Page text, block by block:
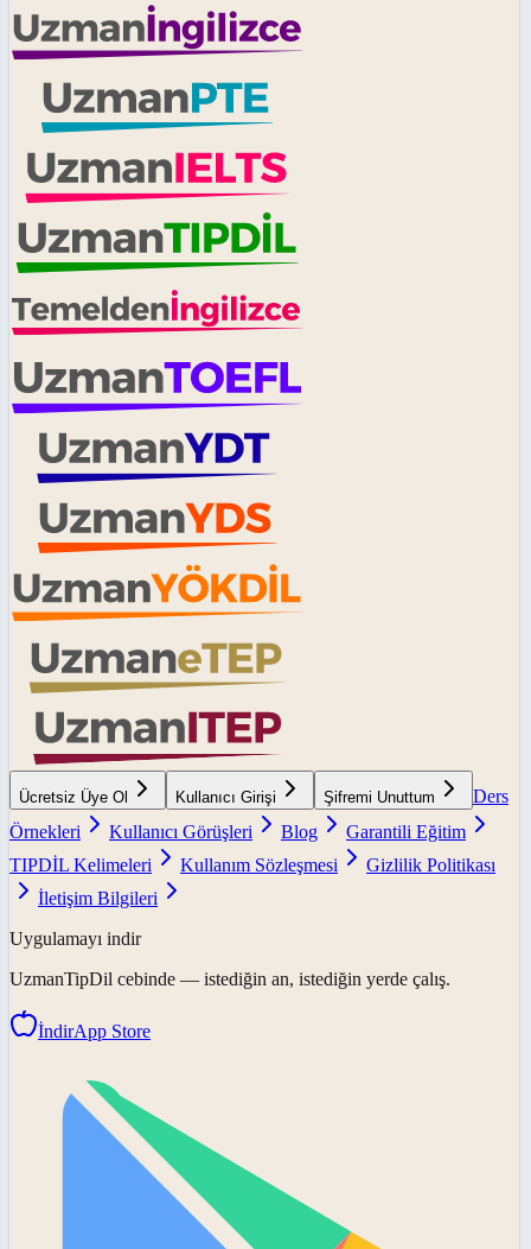
Ücretsiz Üye Ol Kullanıcı Girişi Şifremi Unuttum
Ders
Örnekleri
Kullanıcı Görüşleri Blog
Garantili Eğitim
TIPDİL Kelimeleri
Kullanım Sözleşmesi
Gizlilik Politikası
İletişim Bilgileri
Uygulamayı indir
UzmanTipDil cebinde — istediğin an, istediğin yerde çalış.
İndirApp Store